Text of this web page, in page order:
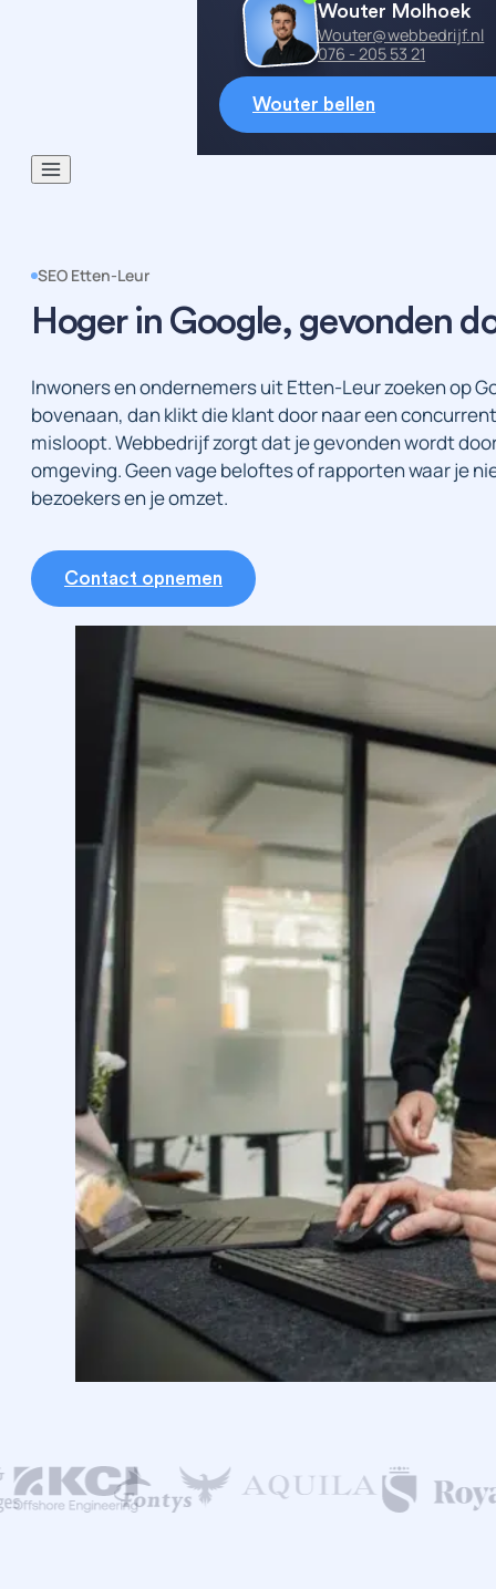
Wouter Molhoek
Wouter@webbedrijf.nl
076 - 205 53 21
Wouter bellen
SEO Etten-Leur
Hoger in Google, gevonden
Inwoners en ondernemers uit Etten-Leur zoeken op
bovenaan, dan klikt die klant door naar een
misloopt. Webbedrijf zorgt dat je gevonden wordt
omgeving. Geen vage beloftes of rapporten waar je
bezoekers en je omzet.
Contact opnemen